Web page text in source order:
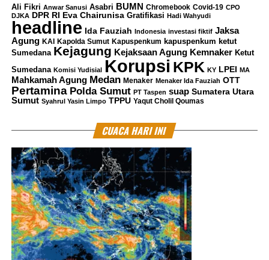
Ali Fikri Anwar Sanusi Asabri BUMN Chromebook Covid-19 CPO
DJKA
DPR RI Eva Chairunisa Gratifikasi Hadi Wahyudi
headline Ida Fauziah Indonesia investasi fiktif Jaksa
Agung KAI Kapolda Sumut Kapuspenkum kapuspenkum ketut
Sumedana Kejagung Kejaksaan Agung Kemnaker Ketut
Sumedana Komisi Yudisial Korupsi KPK KY LPEI MA
Mahkamah Agung Medan Menaker Menaker Ida Fauziah OTT
Pertamina Polda Sumut PT Taspen suap Sumatera Utara
Sumut Syahrul Yasin Limpo TPPU Yaqut Cholil Qoumas
CUACA HARI INI